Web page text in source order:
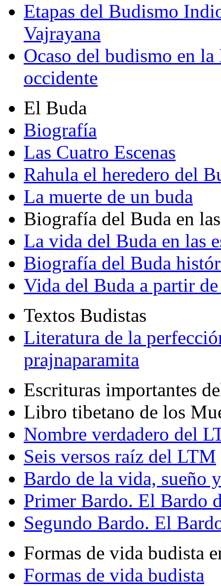
Etapas del Budismo
Vajrayana
Ocaso del budismo en
occidente
El Buda
Biografía
Las Cuatro Escenas
Rahula el heredero del
La muerte de un buda
Biografía del Buda en
La vida del Buda en las
Biografía del Buda
Vida del Buda a partir de
Textos Budistas
Literatura de la
prajnaparamita
Escrituras importantes
Libro tibetano de los
Nombre verdadero del
Seis versos raíz del LTM
Bardo de la vida, sueño
Primer Bardo. El Bardo
Segundo Bardo. El
Formas de vida budista
Formas de vida budista